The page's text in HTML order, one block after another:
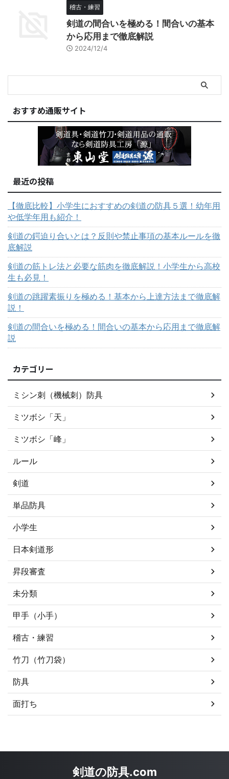
稽古・練習
剣道の間合いを極める！間合いの基本
から応用まで徹底解説
2024/12/4
おすすめ通販サイト
最近の投稿
【徹底比較】小学生におすすめの剣道の防具５選！幼年用
や低学年用も紹介！
剣道の鍔迫り合いとは？反則や禁止事項の基本ルールを徹
底解説
剣道の筋トレ法と必要な筋肉を徹底解説！小学生から高校
生も必見！
剣道の跳躍素振りを極める！基本から上達方法まで徹底解
説！
剣道の間合いを極める！間合いの基本から応用まで徹底解
説
カテゴリー
ミシン刺（機械刺）防具
ミツボシ「天」
ミツボシ「峰」
ルール
剣道
単品防具
小学生
日本剣道形
昇段審査
未分類
甲手（小手）
稽古・練習
竹刀（竹刀袋）
防具
面打ち
剣道の防具.com